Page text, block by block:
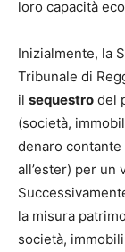
loro capacità
Inizialmente, la
Tribunale di
il sequestro del
(società,
denaro
all’ester) per un
la misura
società,